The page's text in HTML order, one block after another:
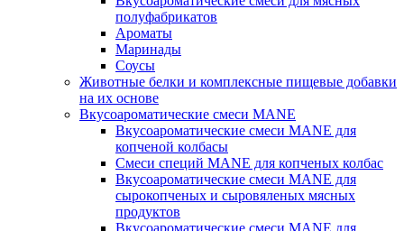
полуфабрикатов
Ароматы
Маринады
Соусы
Животные белки и комплексные пищевые добавки
на их основе
Вкусоароматические смеси MANE
Вкусоароматические смеси MANE для
копченой колбасы
Смеси специй MANE для копченых колбас
Вкусоароматические смеси MANE для
сырокопченых и сыровяленых мясных
продуктов